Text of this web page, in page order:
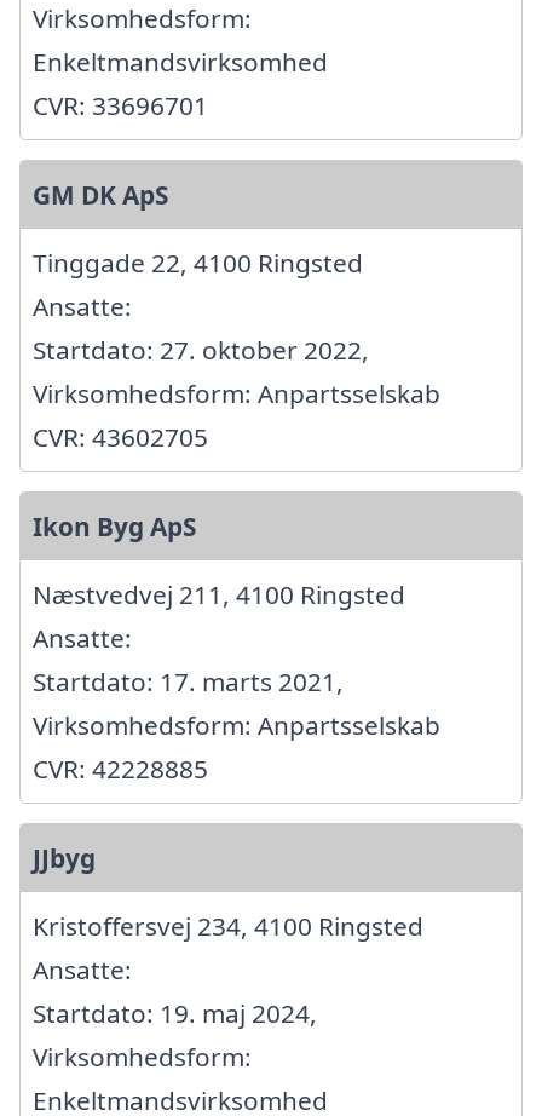
Virksomhedsform:
Enkeltmandsvirksomhed
CVR: 33696701
GM DK ApS
Tinggade 22, 4100 Ringsted
Ansatte:
Startdato: 27. oktober 2022,
Virksomhedsform: Anpartsselskab
CVR: 43602705
Ikon Byg ApS
Næstvedvej 211, 4100 Ringsted
Ansatte:
Startdato: 17. marts 2021,
Virksomhedsform: Anpartsselskab
CVR: 42228885
JJbyg
Kristoffersvej 234, 4100 Ringsted
Ansatte:
Startdato: 19. maj 2024,
Virksomhedsform:
Enkeltmandsvirksomhed